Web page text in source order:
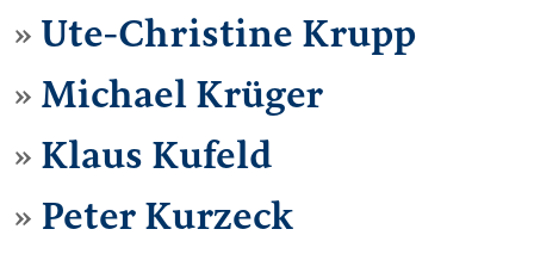
Ute-Christine Krupp
Michael Krüger
Klaus Kufeld
Peter Kurzeck